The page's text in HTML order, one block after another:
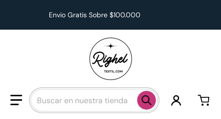
Envio Gratis Sobre $100.000
Buscar en nuestra tienda